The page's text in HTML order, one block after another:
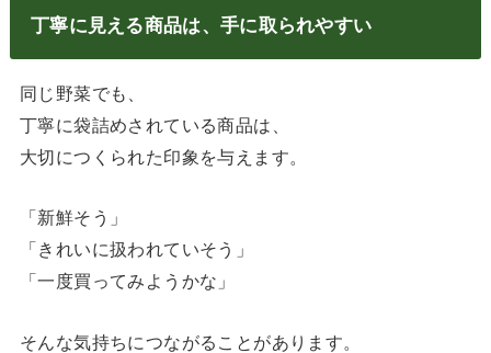
丁寧に見える商品は、手に取られやすい
同じ野菜でも、
丁寧に袋詰めされている商品は、
大切につくられた印象を与えます。
「新鮮そう」
「きれいに扱われていそう」
「一度買ってみようかな」
そんな気持ちにつながることがあります。